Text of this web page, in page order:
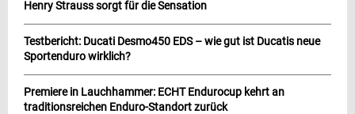
Henry Strauss sorgt für die Sensation
Testbericht: Ducati Desmo450 EDS – wie gut ist Ducatis neue
Sportenduro wirklich?
Premiere in Lauchhammer: ECHT Endurocup kehrt an
traditionsreichen Enduro-Standort zurück